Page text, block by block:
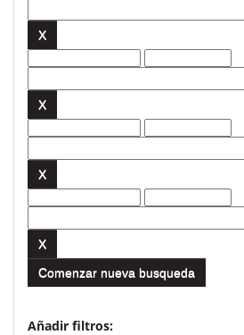
Comenzar nueva busqueda
Añadir filtros: